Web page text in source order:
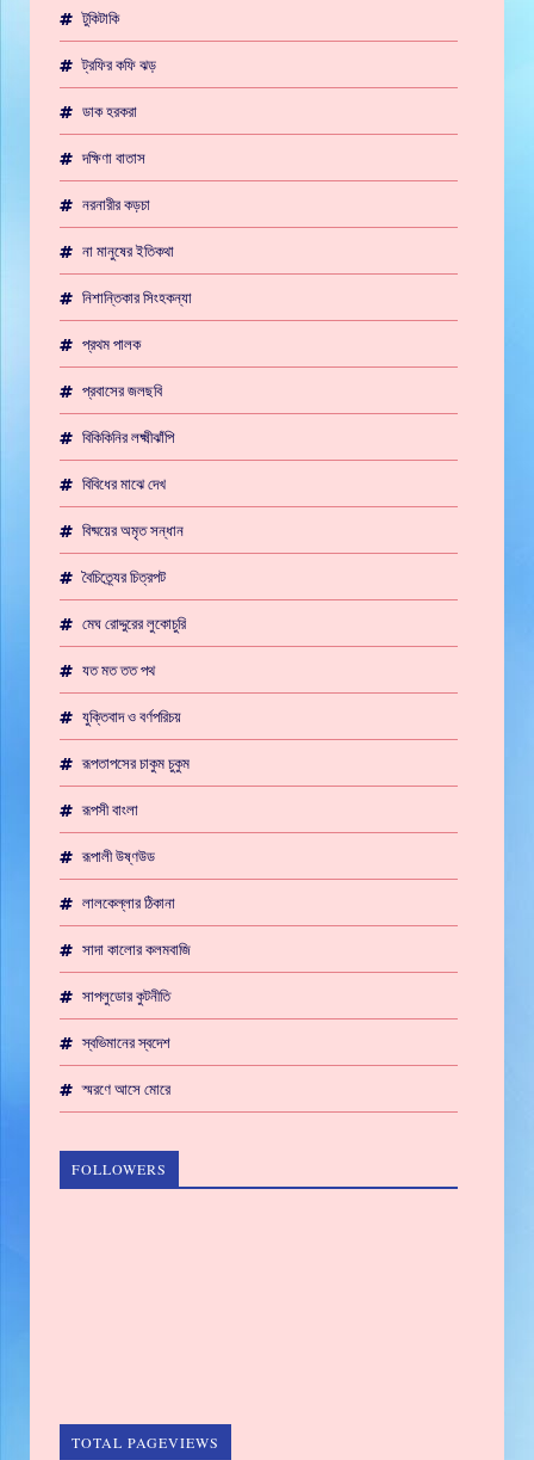
টুকিটাকি
ট্রফির কফি ঝড়
ডাক হরকরা
দক্ষিণা বাতাস
নরনারীর কড়চা
না মানুষের ইতিকথা
নিশান্তিকার সিংহকন্যা
প্রথম পালক
প্রবাসের জলছবি
বিকিকিনির লক্ষ্মীঝাঁপি
বিবিধের মাঝে দেখ
বিষ্ময়ের অমৃত সন্ধান
বৈচিত্র্যের চিত্রপট
মেঘ রোদ্দুরের লুকোচুরি
যত মত তত পথ
যুক্তিবাদ ও বর্ণপরিচয়
রূপতাপসের চাকুম চুকুম
রূপসী বাংলা
রূপালী উষ্ণউড
লালকেল্লার ঠিকানা
সাদা কালোর কলমবাজি
সাপলুডোর কুটনীতি
স্বভিমানের স্বদেশ
স্মরণে আসে মোরে
FOLLOWERS
TOTAL PAGEVIEWS